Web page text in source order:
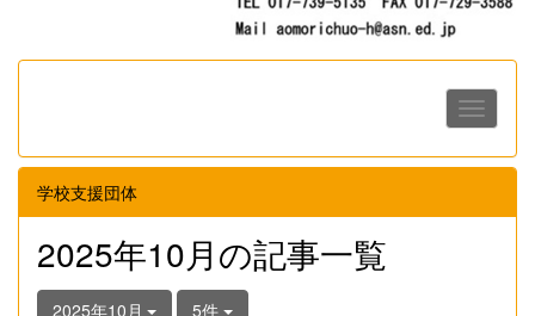
学校支援団体
2025年10月の記事一覧
2025年10月 5件